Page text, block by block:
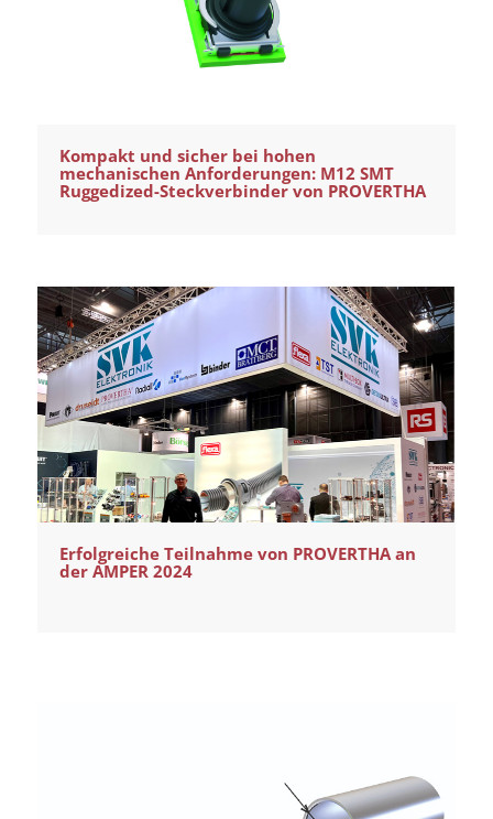
Kompakt und sicher bei hohen
mechanischen Anforderungen: M12 SMT
Ruggedized-Steckverbinder von PROVERTHA
Erfolgreiche Teilnahme von PROVERTHA an
der AMPER 2024